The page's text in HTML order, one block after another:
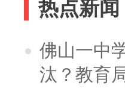
热点新闻
佛山一中
汰？教育